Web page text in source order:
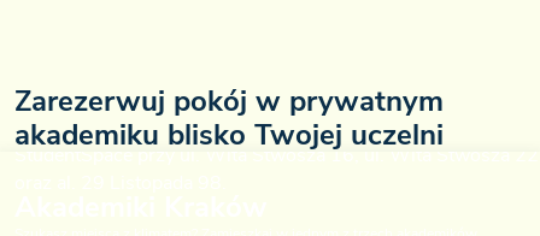
Zarezerwuj pokój w prywatnym
akademiku blisko Twojej uczelni